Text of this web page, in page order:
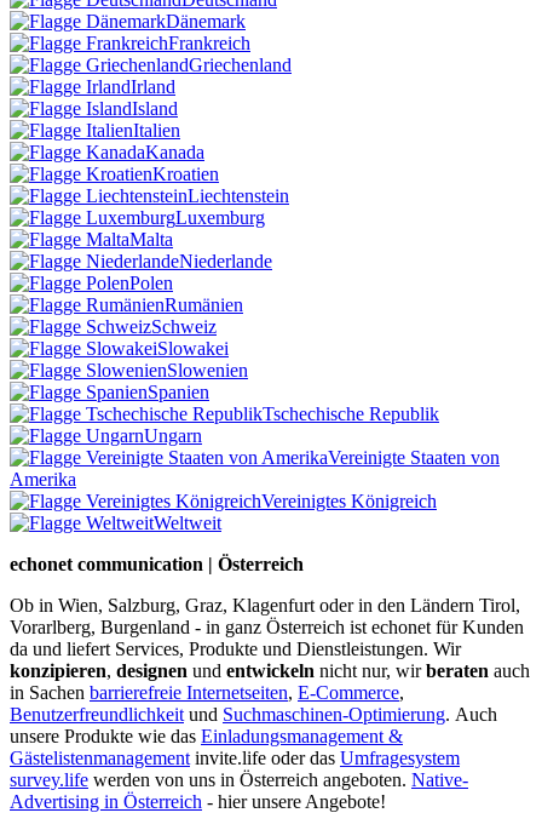
Dänemark
Frankreich
Griechenland
Irland
Island
Italien
Kanada
Kroatien
Liechtenstein
Luxemburg
Malta
Niederlande
Polen
Rumänien
Schweiz
Slowakei
Slowenien
Spanien
Tschechische Republik
Ungarn
Vereinigte Staaten von
Amerika
Vereinigtes Königreich
Weltweit
echonet communication | Österreich
Ob in Wien, Salzburg, Graz, Klagenfurt oder in den Ländern Tirol,
Vorarlberg, Burgenland - in ganz Österreich ist echonet für Kunden
da und liefert Services, Produkte und Dienstleistungen. Wir
konzipieren, designen und entwickeln nicht nur, wirberaten auch
in Sachen barrierefreie Internetseiten, E-Commerce,
Benutzerfreundlichkeit und Suchmaschinen-Optimierung. Auch
unsere Produkte wie das Einladungsmanagement &
Gästelistenmanagement invite.life oder das Umfragesystem
survey.life werden von uns in Österreich angeboten. Native-
Advertising in Österreich - hier unsere Angebote!